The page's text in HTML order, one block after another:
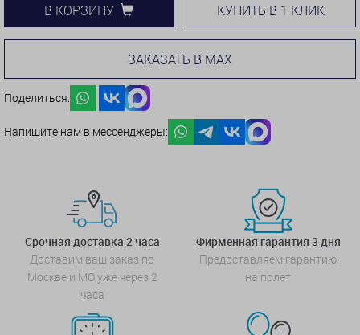
В КОРЗИНУ КУПИТЬ В 1 КЛИК
ЗАКАЗАТЬ В MAX
Поделиться:
Напишите нам в мессенджеры:
Срочная доставка 2 часа
Доставим ваш заказ по
Москве и МО уже через 2
часа
Фирменная гарантия 3 дня
Предоставляем гарантию
на полет